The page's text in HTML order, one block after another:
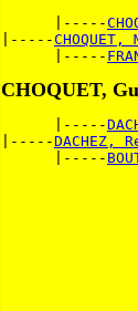
      |-----
|-----
      |-----
CHOQUET,
      |-----
|-----DACHEZ,
      |-----